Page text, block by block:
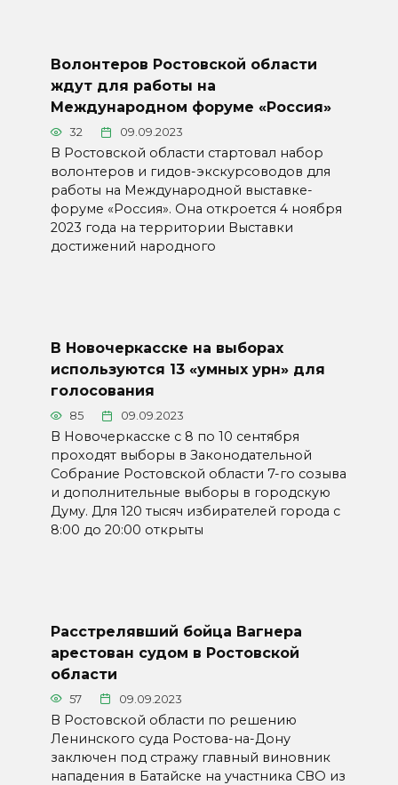
Волонтеров Ростовской области
ждут для работы на
Международном форуме «Россия»
32 09.09.2023
В Ростовской области стартовал набор
волонтеров и гидов-экскурсоводов для
работы на Международной выставке-
форуме «Россия». Она откроется 4 ноября
2023 года на территории Выставки
достижений народного
В Новочеркасске на выборах
используются 13 «умных урн» для
голосования
85 09.09.2023
В Новочеркасске с 8 по 10 сентября
проходят выборы в Законодательной
Собрание Ростовской области 7-го созыва
и дополнительные выборы в городскую
Думу. Для 120 тысяч избирателей города с
8:00 до 20:00 открыты
Расстрелявший бойца Вагнера
арестован судом в Ростовской
области
57 09.09.2023
В Ростовской области по решению
Ленинского суда Ростова-на-Дону
заключен под стражу главный виновник
нападения в Батайске на участника СВО из